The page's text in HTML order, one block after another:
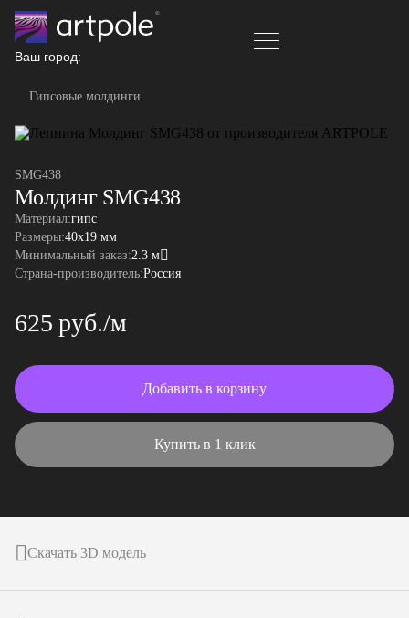
Ваш город:
Гипсовые молдинги
SMG438
Молдинг SMG438
Материал:гипс
Размеры:40x19 мм
Минимальный заказ:2.3 м
Страна-производитель:Россия
625 руб./м
Добавить в корзину
Купить в 1 клик
Скачать 3D модель